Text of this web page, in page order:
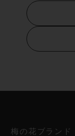
梅の花ブランド